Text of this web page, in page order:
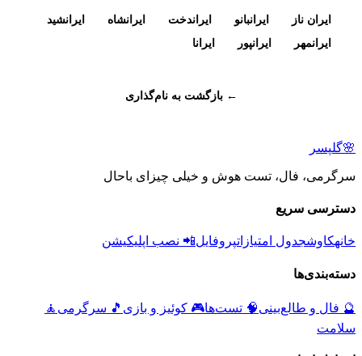
ایران ناز ایرانبانو ایراندخت ایرانشاه
ایرانشید
ایرانمهر
ایرانپور ایرانا
← بازگشت به نام‌گذاری
🌸گلپسر
سرگرمی، فال، تست هوش و خیلی چیزای باحال
دسترسی سریع
خانهکاوشجدول امتیازاتپروفایل📲 نصب اپلیکیشن
دسته‌بندی‌ها
🔮 فال و طالع‌بینی🧠 تست‌ها🎮 کوئیز و بازی 🎵 سرگرمی 🧘
سلامت